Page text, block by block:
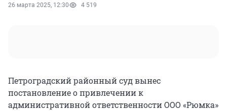
26 марта 2025, 12:30 4 519
Петроградский районный суд вынес
постановление о привлечении к
административной ответственности ООО «Рюмка»